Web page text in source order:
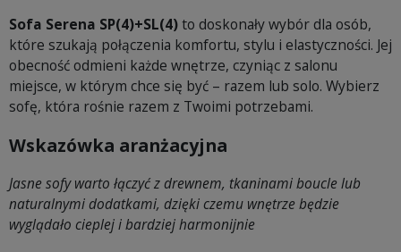
Sofa Serena SP(4)+SL(4)to doskonały wybór dla osób,
które szukają połączenia komfortu, stylu i elastyczności. Jej
obecność odmieni każde wnętrze, czyniąc z salonu
miejsce, w którym chce się być – razem lub solo. Wybierz
sofę, która rośnie razem z Twoimi potrzebami.
Wskazówka aranżacyjna
Jasne sofy warto łączyć z drewnem, tkaninami boucle lub
naturalnymi dodatkami, dzięki czemu wnętrze będzie
wyglądało cieplej i bardziej harmonijnie